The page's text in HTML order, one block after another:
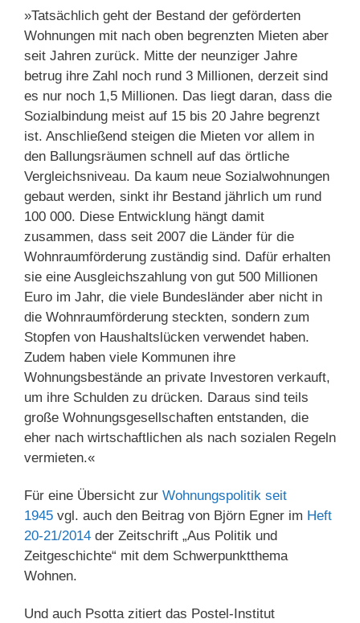
»Tatsächlich geht der Bestand der geförderten
Wohnungen mit nach oben begrenzten Mieten aber
seit Jahren zurück. Mitte der neunziger Jahre
betrug ihre Zahl noch rund 3 Millionen, derzeit sind
es nur noch 1,5 Millionen. Das liegt daran, dass die
Sozialbindung meist auf 15 bis 20 Jahre begrenzt
ist. Anschließend steigen die Mieten vor allem in
den Ballungsräumen schnell auf das örtliche
Vergleichsniveau. Da kaum neue Sozialwohnungen
gebaut werden, sinkt ihr Bestand jährlich um rund
100 000. Diese Entwicklung hängt damit
zusammen, dass seit 2007 die Länder für die
Wohnraumförderung zuständig sind. Dafür erhalten
sie eine Ausgleichszahlung von gut 500 Millionen
Euro im Jahr, die viele Bundesländer aber nicht in
die Wohnraumförderung steckten, sondern zum
Stopfen von Haushaltslücken verwendet haben.
Zudem haben viele Kommunen ihre
Wohnungsbestände an private Investoren verkauft,
um ihre Schulden zu drücken. Daraus sind teils
große Wohnungsgesellschaften entstanden, die
eher nach wirtschaftlichen als nach sozialen Regeln
vermieten.«
Für eine Übersicht zur Wohnungspolitik seit
1945 vgl. auch den Beitrag von Björn Egner im Heft
20-21/2014 der Zeitschrift „Aus Politik und
Zeitgeschichte“ mit dem Schwerpunktthema
Wohnen.
Und auch Psotta zitiert das Postel-Institut